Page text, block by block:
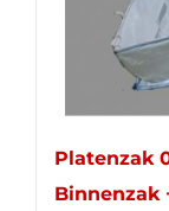
Platenzak
Binnenzak